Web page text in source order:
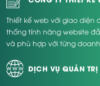
Thiết kế web với giao diện
thống tính năng website
và phù hợp với từng
DỊCH VỤ QUẢN TRỊ